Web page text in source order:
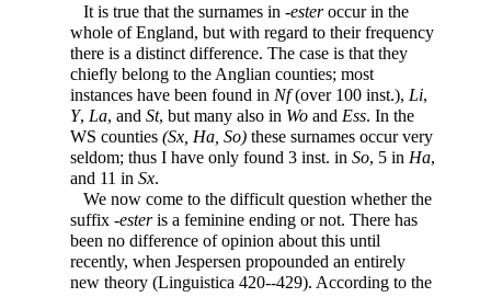
It is true that the surnames in -esteroccur in the
whole of England, but with regard to their frequency
there is a distinct difference. The case is that they
chiefly belong to the Anglian counties; most
instances have been found in Nf(over 100 inst.), Li,
Y, La, and St, but many also in Wo and Ess. In the
WS counties (Sx, Ha, So) these surnames occur very
seldom; thus I have only found 3 inst. in So, 5 in Ha,
and 11 in Sx.
We now come to the difficult question whether the
suffix -esteris a feminine ending or not. There has
been no difference of opinion about this until
recently, when Jespersen propounded an entirely
new theory (Linguistica 420--429). According to the